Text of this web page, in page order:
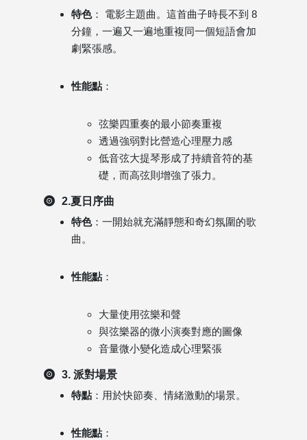
特色： 電影主題曲。這首曲子時長不到 8
分鐘，一遍又一遍地重複同一個短語會加
劇緊張感。
性能點 ：
弦樂四重奏的最小節奏重複
透過強弱對比營造心理壓力感
低音弦大提琴形成了持續音符的基
礎，而高弦則增強了張力。
2.夏日序曲
特色：一開始就充滿靜態和奇幻氛圍的歌
曲。
性能點 ：
大量使用弦樂和聲
與弦樂器的微小演奏對應的圖像
音量微小變化造成心理緊張
3. 派對場景
特點 ：用於快節奏、情緒激動的場景。
性能點 ：